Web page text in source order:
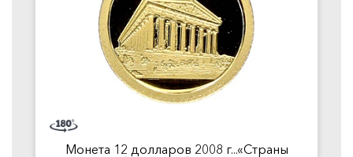
Монета 12 долларов 2008 г...«Страны